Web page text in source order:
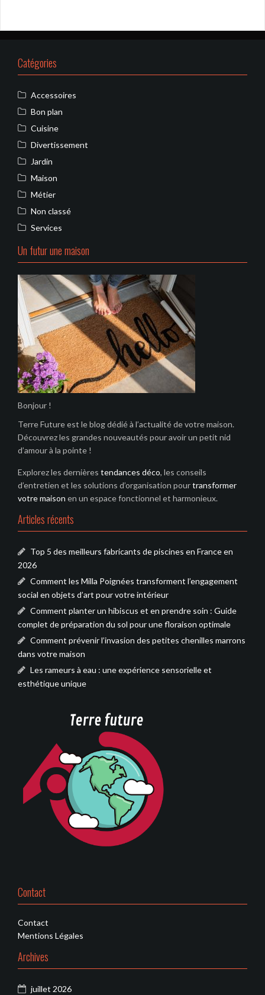
Catégories
Accessoires
Bon plan
Cuisine
Divertissement
Jardin
Maison
Métier
Non classé
Services
Un futur une maison
Bonjour !
Terre Future est le blog dédié à l’actualité de votre maison.
Découvrez les grandes nouveautés pour avoir un petit nid
d’amour à la pointe !
Explorez les dernières tendances déco, les conseils
d’entretien et les solutions d’organisation pourtransformer
votre maison en un espace fonctionnel et harmonieux.
Articles récents
Top 5 des meilleurs fabricants de piscines en France en
2026
Comment les Milla Poignées transforment l’engagement
social en objets d’art pour votre intérieur
Comment planter un hibiscus et en prendre soin : Guide
complet de préparation du sol pour une floraison optimale
Comment prévenir l’invasion des petites chenilles marrons
dans votre maison
Les rameurs à eau : une expérience sensorielle et
esthétique unique
Contact
Contact
Mentions Légales
Archives
juillet 2026